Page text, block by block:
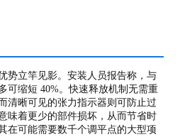
势立竿见影。安装人员报告称，与
可缩短 40%。快速释放机制无需重
清晰可见的张力指示器则可防止过
味着更少的部件损坏，从而节省时
在可能需要数千个调平点的大型项